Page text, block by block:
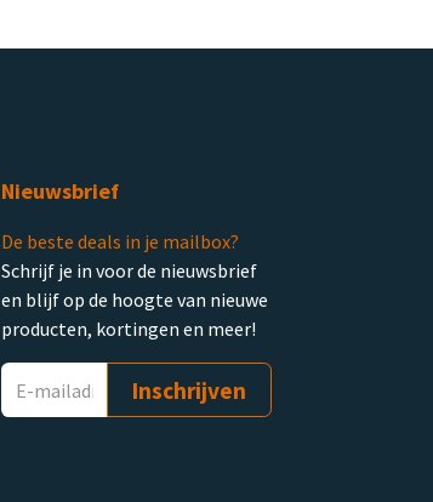
Nieuwsbrief
De beste deals in je mailbox?
Schrijf je in voor de nieuwsbrief
en blijf op de hoogte van nieuwe
producten, kortingen en meer!
Inschrijven